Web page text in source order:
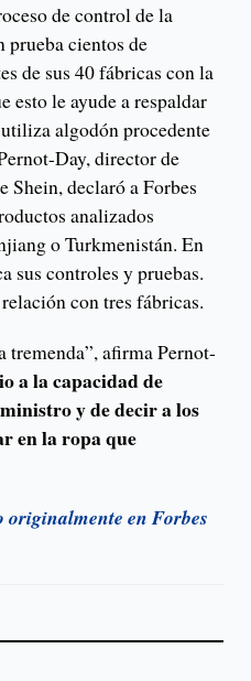
de control de la
prueba cientos de
de sus 40 fábricas con la
esto le ayude a respaldar
algodón procedente
Day, director de
Shein, declaró a Forbes
analizados
o Turkmenistán. En
sus controles y pruebas.
con tres fábricas.
afirma Pernot-
a la capacidad de
y de decir a los
en la ropa que
en Forbes